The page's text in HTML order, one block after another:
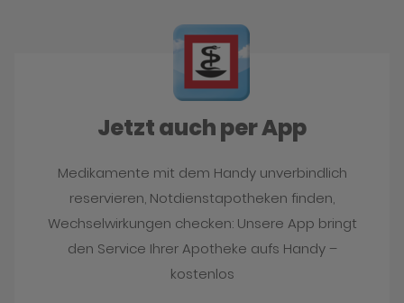
Jetzt auch per App
Medikamente mit dem Handy unverbindlich
reservieren, Notdienstapotheken finden,
Wechselwirkungen checken: Unsere App bringt
den Service Ihrer Apotheke aufs Handy –
kostenlos